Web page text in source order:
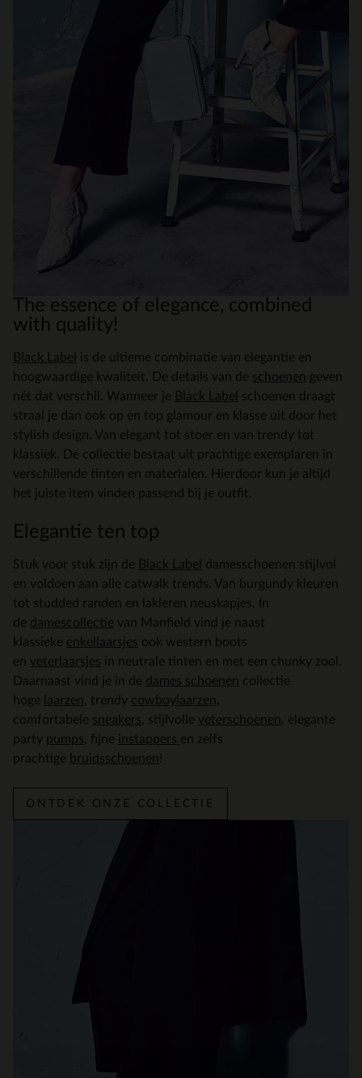
The essence of elegance, combined
with quality!
Black Label
is de ultieme combinatie van elegantie en
hoogwaardige kwaliteit. De details van de schoenen geven
nét dat verschil. Wanneer je
Black Label
schoenen draagt
straal je dan ook op en top glamour en klasse uit door het
stylish design. Van elegant tot stoer en van trendy tot
klassiek. De collectie bestaat uit prachtige exemplaren in
verschillende tinten en materialen. Hierdoor kun je altijd
het juiste item vinden passend bij je outfit.
Elegantie ten top
Stuk voor stuk zijn de Black Label
damesschoenen stijlvol
en voldoen aan alle catwalk trends. Van burgundy kleuren
tot studded randen en lakleren neuskapjes. In
de damescollectie van Manfield vind je naast
klassieke enkellaarsjes ook western boots
en veterlaarsjes in neutrale tinten en met een chunky zool.
Daarnaast vind je in de dames schoenen collectie
hoge
laarzen , trendy cowboylaarzen
comfortabele sneakers , stijlvolle veterschoenen , elegante
party pumps , fijne instappers en zelfs
prachtige bruidsschoenen!
ONTDEK ONZE COLLECTIE